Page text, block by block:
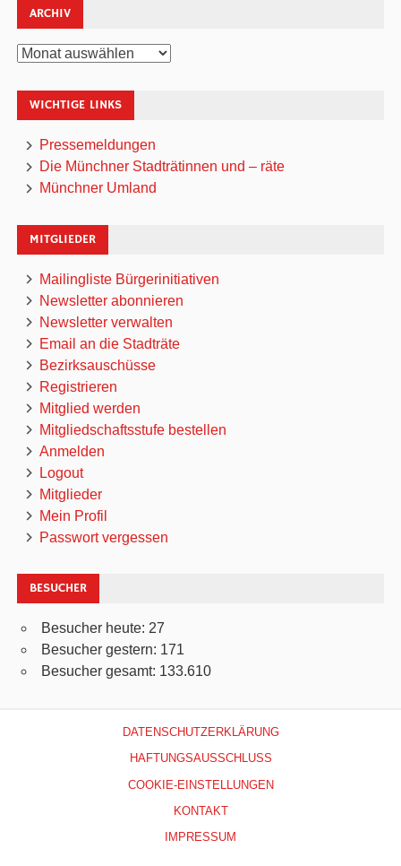
ARCHIV
Archiv
WICHTIGE LINKS
Pressemeldungen
Die Münchner Stadträtinnen und – räte
Münchner Umland
MITGLIEDER
Mailingliste Bürgerinitiativen
Newsletter abonnieren
Newsletter verwalten
Email an die Stadträte
Bezirksauschüsse
Registrieren
Mitglied werden
Mitgliedschaftsstufe bestellen
Anmelden
Logout
Mitglieder
Mein Profil
Passwort vergessen
BESUCHER
Besucher heute: 27
Besucher gestern: 171
Besucher gesamt: 133.610
DATENSCHUTZERKLÄRUNG
HAFTUNGSAUSSCHLUSS
COOKIE-EINSTELLUNGEN
KONTAKT
IMPRESSUM